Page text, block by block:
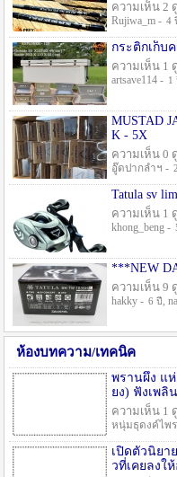
ความเห็น 2
Rujiwa_m - 4
กระติกเก็บ
ความเห็น 1
artsave114 - 1
MUSTAD
K - 5X
ความเห็น 0
อู๊ดปากลำฯ -
Tatula sv
ความเห็น 1
khong_beng -
ความเห็น 9
hakky - 6 ปี ,
ห้องบทความ/เทคนิค
พรานผึ้ง แ
ยง) ฟังเพลิ
ความเห็น 1
หนุ่มธุดงค์ไพ
เปิดตัวนิยา
วที่เคยลงใ